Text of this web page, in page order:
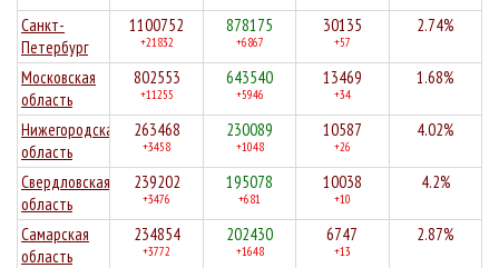
Санкт-
Петербург
1100752
+21832
878175
+6867
30135
+57
2.74%
Московская
область
802553
+11255
643540
+5946
13469
+34
1.68%
Нижегородская
область
263468
+3458
230089
+1048
10587
+26
4.02%
Свердловская
область
239202
+3476
195078
+681
10038
+10
4.2%
Самарская
область
234854
+3772
202430
+1648
6747
+13
2.87%